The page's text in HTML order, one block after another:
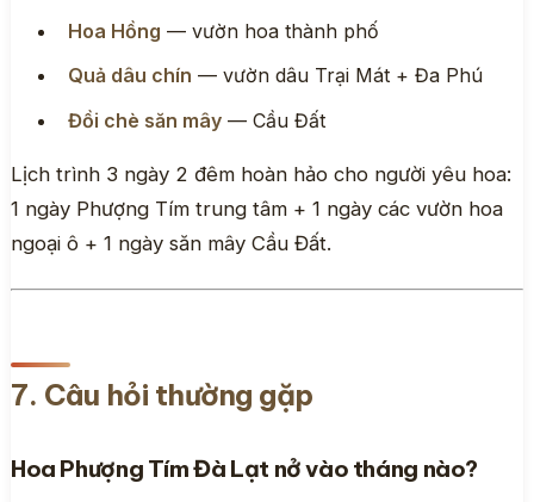
Hoa Hồng — vườn hoa thành phố
Quả dâu chín — vườn dâu Trại Mát + Đa Phú
Đồi chè săn mây — Cầu Đất
Lịch trình 3 ngày 2 đêm hoàn hảo cho người yêu hoa:
1 ngày Phượng Tím trung tâm + 1 ngày các vườn hoa
ngoại ô + 1 ngày săn mây Cầu Đất.
7. Câu hỏi thường gặp
Hoa Phượng Tím Đà Lạt nở vào tháng nào?